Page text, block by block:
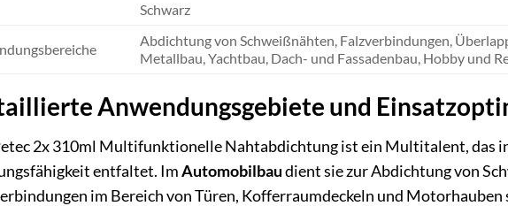
Schwarz
Abdichtung von Schweißnähten, Falzverbindungen,
Metallbau, Yachtbau, Dach- und Fassadenbau, Hobby und
Anwendungsgebiete und
2x 310ml Multifunktionelle Nahtabdichtung ist ein Multitalent, das
entfaltet. ImAutomobilbaudient sie zur Abdichtung von
im Bereich von Türen, Kofferraumdeckeln und